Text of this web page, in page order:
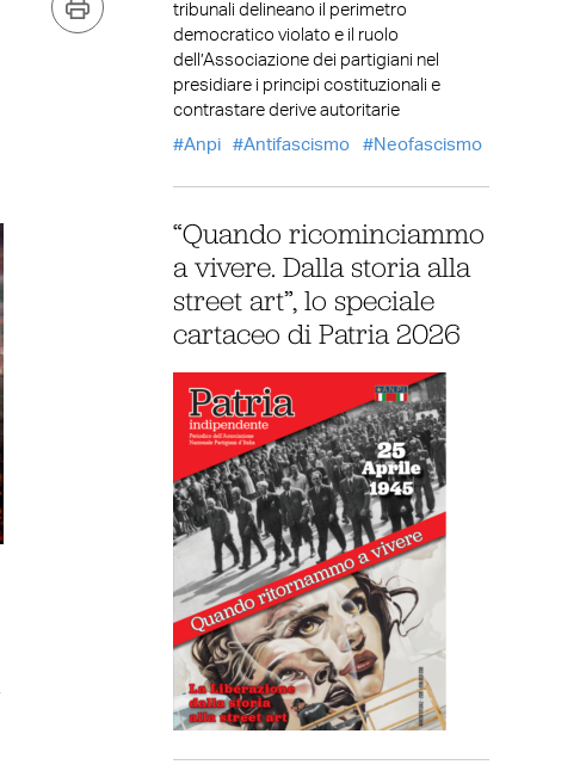
tribunali delineano il perimetro
democratico violato e il ruolo
dell’Associazione dei partigiani nel
presidiare i principi costituzionali e
contrastare derive autoritarie
Anpi
Antifascismo Neofascismo
“Quando ricominciammo
a vivere. Dalla storia alla
street art”, lo speciale
cartaceo di Patria 2026